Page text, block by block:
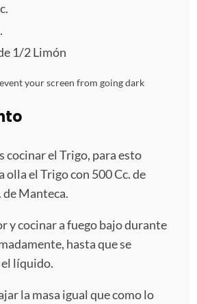
1/2Limón
your screen from going dark
cocinar el Trigo, para esto
olla el Trigo con 500 Cc. de
de Manteca.
y cocinar a fuego bajo durante
hasta que se
líquido.
la masa igual que como lo